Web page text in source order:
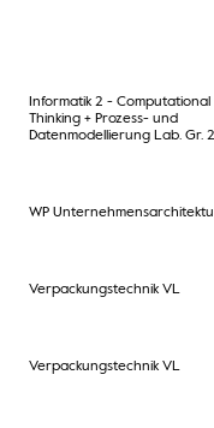
Informatik 2 - Computational
Thinking + Prozess- und
Datenmodellierung Lab. Gr. 2
WP
Verpackungstechnik VL
Verpackungstechnik VL